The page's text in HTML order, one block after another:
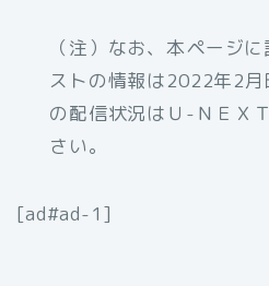
（注）なお、本ページ
ストの情報は2022年2
の配信状況はＵ-ＮＥＸ
さい。
[ad#ad-1]